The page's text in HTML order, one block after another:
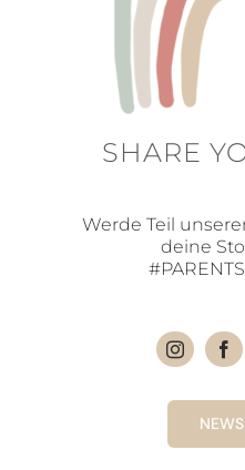
SHARE
Werde Teil
deine